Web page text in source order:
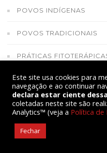
POVOS INDÍGENAS
POVOS TRADICIONAIS
PRÁTICAS
PRESIDÊNCIA DA
PREVIDÊNCIA
PRO SAVANA
Este site usa cookies para
navegação e ao continuar
declara estar ciente
coletadas neste site são
Analytics™ (veja a Política de
Fechar